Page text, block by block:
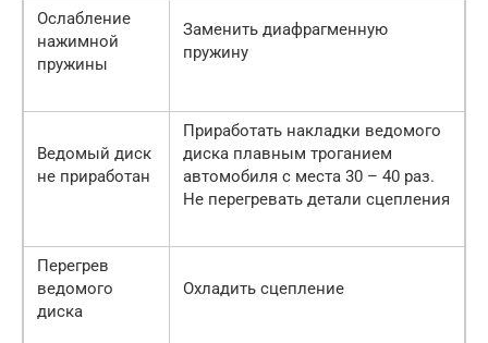
Ослабление
нажимной
пружины
Заменить диафрагменную
пружину
Ведомый диск
не приработан
Приработать накладки ведомого
диска плавным троганием
автомобиля с места 30 – 40 раз.
Не перегревать детали сцепления
Перегрев
ведомого
диска
Охладить сцепление